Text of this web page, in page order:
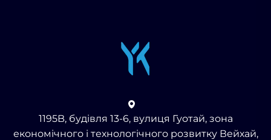
1195B, будівля 13-6, вулиця Гуотай, зона
економічного і технологічного розвитку Вейхай,